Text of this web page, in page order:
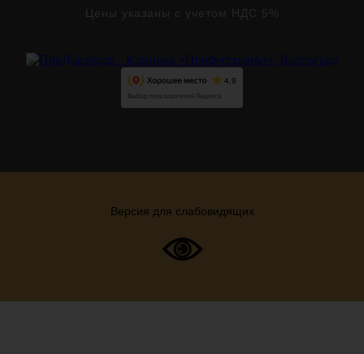
Цены указаны с учетом НДС 5%
Версия для слабовидящих